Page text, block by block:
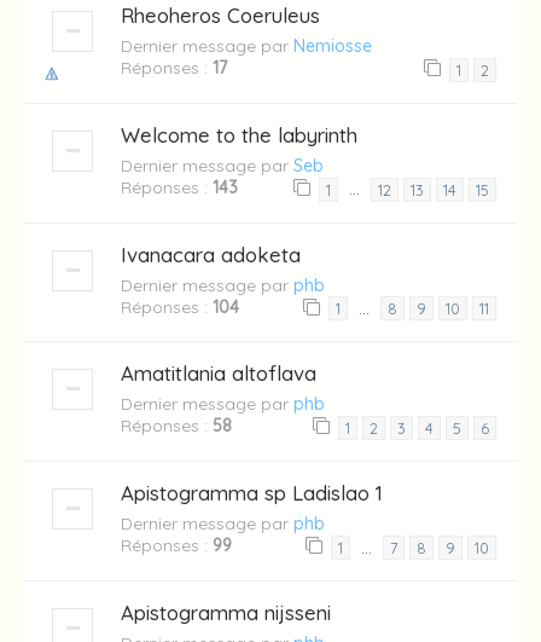
Rheoheros Coeruleus
Dernier message par Nemiosse
Réponses : 17 1 2
Welcome to the labyrinth
Dernier message par Seb
Réponses : 143 1 … 12 13 14 15
Ivanacara adoketa
Dernier message par phb
Réponses : 104 1 … 8 9 10 11
Amatitlania altoflava
Dernier message par phb
Réponses : 58 1 2 3 4 5 6
Apistogramma sp Ladislao 1
Dernier message par phb
Réponses : 99 1 … 7 8 9 10
Apistogramma nijsseni